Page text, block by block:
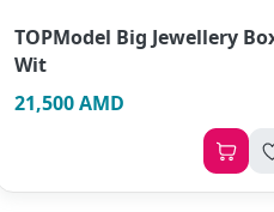
TOPModel Big Jewellery
Wit
21,500 AMD